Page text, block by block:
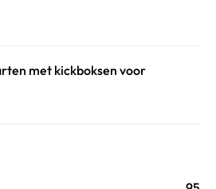
met kickboksen voor